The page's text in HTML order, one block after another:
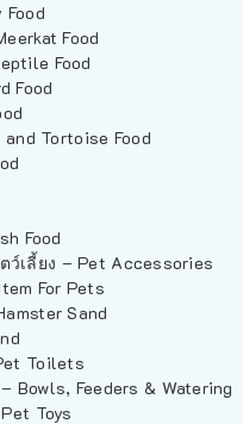
Food
Food
Food
Food
Tortoise Food
Food
เลี้ยง – Pet Accessories
For Pets
Sand
Toilets
Bowls, Feeders & Watering
Toys